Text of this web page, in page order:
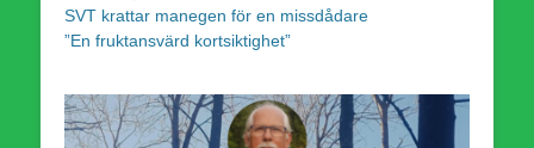
SVT krattar manegen för en missdådare
”En fruktansvärd kortsiktighet”